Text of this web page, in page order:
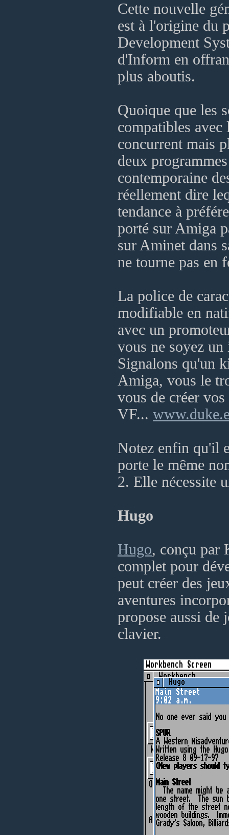
Cette nouvelle
est à l'origine du
Development
d'Inform en
plus aboutis.
Quoique que les
compatibles avec
concurrent mais
deux
contemporaine
réellement dire
tendance à
porté sur Amiga
sur Aminet dans
ne tourne pas en
La police de
modifiable en
avec un
vous ne soyez
Signalons qu'un
Amiga, vous le
vous de créer
VF...
Notez enfin qu'il
porte le même
2. Elle nécessite
Hugo
Hugo, conçu par
complet pour
peut créer des
aventures
propose aussi de
clavier.